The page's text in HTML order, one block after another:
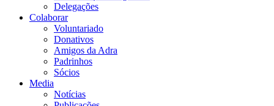
Delegações
Colaborar
Voluntariado
Donativos
Amigos da Adra
Padrinhos
Sócios
Media
Notícias